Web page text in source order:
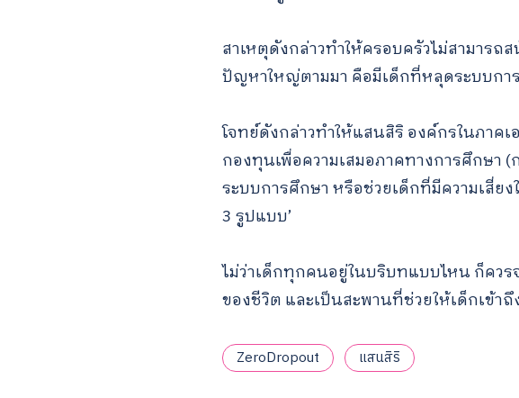
สาเหตุดังกล่าวทำให้ครอบครัวไม่สามารถ
ปัญหาใหญ่ตามมา คือมีเด็กที่หลุดระบบกา
โจทย์ดังกล่าวทำให้แสนสิริ องค์กรในภาค
กองทุนเพื่อความเสมอภาคทางการศึกษา (
ระบบการศึกษา หรือช่วยเด็กที่มีความเสี่ยง
3 รูปแบบ’
ไม่ว่าเด็กทุกคนอยู่ในบริบทแบบไหน ก็คว
ของชีวิต และเป็นสะพานที่ช่วยให้เด็กเข้า
ZeroDropout แสนสิริ